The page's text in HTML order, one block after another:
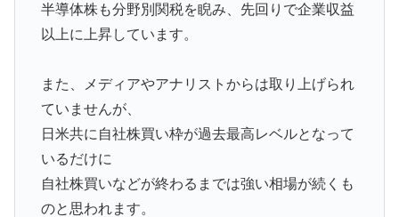
半導体株も分野別関税を睨み、先回りで企業収益
以上に上昇しています。
また、メディアやアナリストからは取り上げられ
ていませんが、
日米共に自社株買い枠が過去最高レベルとなって
いるだけに
自社株買いなどが終わるまでは強い相場が続くも
のと思われます。